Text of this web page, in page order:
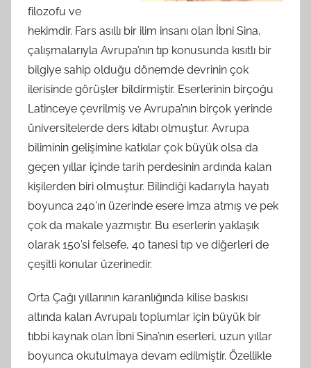
filozofu ve
hekimdir. Fars asıllı bir ilim insanı olan İbni Sina,
çalışmalarıyla Avrupa’nın tıp konusunda kısıtlı bir
bilgiye sahip olduğu dönemde devrinin çok
ilerisinde görüşler bildirmiştir. Eserlerinin birçoğu
Latinceye çevrilmiş ve Avrupa’nın birçok yerinde
üniversitelerde ders kitabı olmuştur. Avrupa
biliminin gelişimine katkılar çok büyük olsa da
geçen yıllar içinde tarih perdesinin ardında kalan
kişilerden biri olmuştur. Bilindiği kadarıyla hayatı
boyunca 240’ın üzerinde esere imza atmış ve pek
çok da makale yazmıştır. Bu eserlerin yaklaşık
olarak 150’si felsefe, 40 tanesi tıp ve diğerleri de
çeşitli konular üzerinedir.
Orta Çağı yıllarının karanlığında kilise baskısı
altında kalan Avrupalı toplumlar için büyük bir
tıbbi kaynak olan İbni Sina’nın eserleri, uzun yıllar
boyunca okutulmaya devam edilmiştir. Özellikle